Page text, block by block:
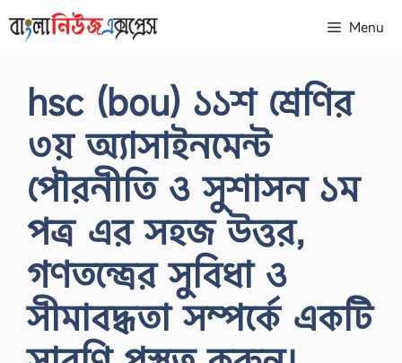
to
Menu
hsc (bou) ১১শ শ্রেণির
৩য় অ্যাসাইনমেন্ট
পৌরনীতি ও সুশাসন ১ম
পত্র এর সহজ উত্তর,
গণতন্ত্রের সুবিধা ও
সীমাবদ্ধতা সম্পর্কে একটি